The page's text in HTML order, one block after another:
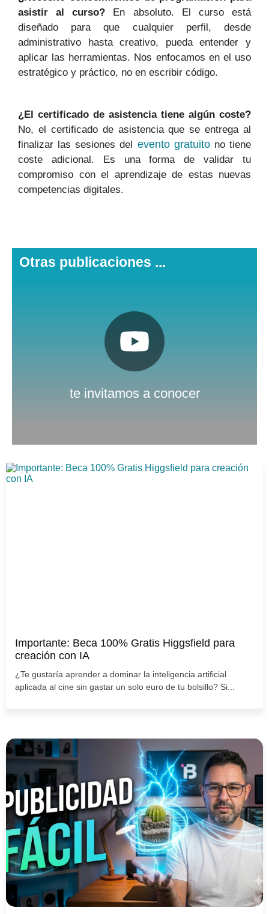
asistir al curso? En absoluto. El curso está
diseñado para que cualquier perfil, desde
administrativo hasta creativo, pueda entender y
aplicar las herramientas. Nos enfocamos en el uso
estratégico y práctico, no en escribir código.
¿El certificado de asistencia tiene algún coste?
No, el certificado de asistencia que se entrega al
finalizar las sesiones del evento gratuitono tiene
coste adicional. Es una forma de validar tu
compromiso con el aprendizaje de estas nuevas
competencias digitales.
Otras publicaciones ...
te invitamos a conocer
Pulsa aquí
Importante: Beca 100% Gratis Higgsfield para
creación con IA
¿Te gustaría aprender a dominar la inteligencia artificial
aplicada al cine sin gastar un solo euro de tu bolsillo? Si...